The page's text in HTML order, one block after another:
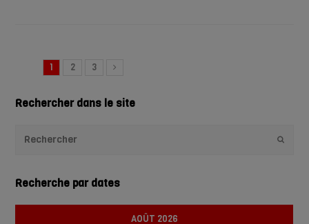
1 2 3
Rechercher dans le site
Recherche par dates
AOÛT 2026